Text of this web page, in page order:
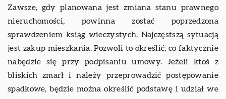
Zawsze, gdy planowana jest zmiana stanu prawnego
nieruchomości, powinna zostać poprzedzona
sprawdzeniem ksiąg wieczystych. Najczęstszą sytuacją
jest zakup mieszkania. Pozwoli to określić, co faktycznie
nabędzie się przy podpisaniu umowy. Jeżeli ktoś z
bliskich zmarł i należy przeprowadzić postępowanie
spadkowe, będzie można określić podstawę i udział we